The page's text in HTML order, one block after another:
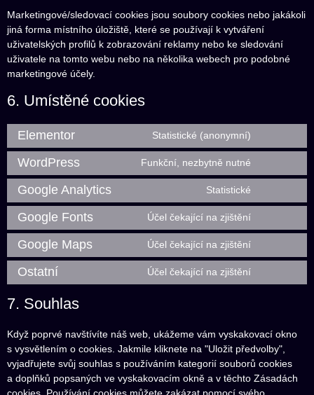
Marketingové/sledovací cookies jsou soubory cookies nebo jakákoli
jiná forma místního úložiště, které se používají k vytváření
uživatelských profilů k zobrazování reklamy nebo ke sledování
uživatele na tomto webu nebo na několika webech pro podobné
marketingové účely.
6. Umístěné cookies
Elementor Statistické (anonymní)
WordPress Funkční, nezbytně nutné
Google Analytics Statistické
Google Fonts Účel čekající na zjištění
Google Maps Účel čekající na zjištění
Ostatní Účel čekající na zjištění
7. Souhlas
Když poprvé navštívíte náš web, ukážeme vám vyskakovací okno
s vysvětlením o cookies. Jakmile kliknete na "Uložit předvolby",
vyjadřujete svůj souhlas s používáním kategorií souborů cookies
a doplňků popsaných ve vyskakovacím okně a v těchto Zásadách
cookies. Používání cookies můžete zakázat pomocí svého